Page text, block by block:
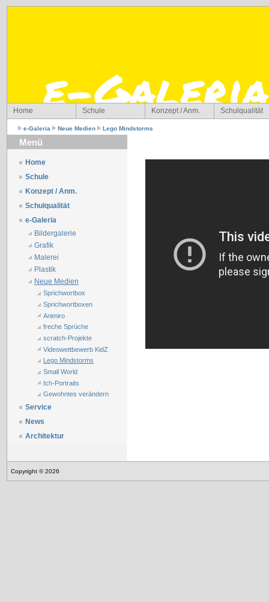
Home Schule Konzept / Anm. Schulqualität
e-Galeria Neue Medien Lego Mindstorms
Menü
Home
Schule
Konzept / Anm.
Schulqualität
e-Galeria
Bildergalerie
Grafik
Malerei
Plastik
Neue Medien
Sprichwortbox
Sprichwortboxen
Animiro
freche Sprüche
scratch-Projekte
Videowettbewerb KidZ
Lego Mindstorms
Small World
Ich-Portraits
Gewohntes verändern
Service
News
Architektur
Copyright © 2026